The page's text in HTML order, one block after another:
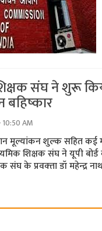
संघ ने शुरू
AM
मूल्‍यांकन शुल्‍क सहित कई
शिक्षक संघ ने यूपी
संघ के प्रवक्‍ता डॉ महेन्‍द्र